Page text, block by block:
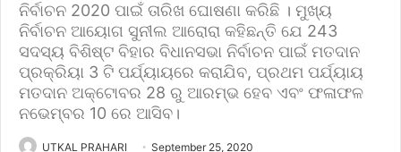
ନିର୍ବାଚନ 2020 ପାଇଁ ତାରିଖ ଘୋଷଣା କରିଛି । ମୁଖ୍ୟ
ନିର୍ବାଚନ ଆୟୋଗ ସୁନୀଲ ଆରୋରା କହିଛନ୍ତି ଯେ 243
ସଦସ୍ୟ ବିଶିଷ୍ଟ ବିହାର ବିଧାନସଭା ନିର୍ବାଚନ ପାଇଁ ମତଦାନ
ପ୍ରକ୍ରିୟା 3 ଟି ପର୍ଯ୍ୟାୟରେ କରାଯିବ, ପ୍ରଥମ ପର୍ଯ୍ୟାୟ
ମତଦାନ ଅକ୍ଟୋବର 28 ରୁ ଆରମ୍ଭ ହେବ ଏବଂ ଫଳାଫଳ
ନଭେମ୍ବର 10 ରେ ଆସିବ।
UTKAL PRAHARI September 25, 2020